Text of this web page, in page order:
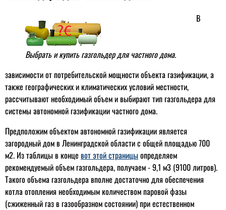
Выбрать и купить газгольдер для частного дома.
В
зависимости от потребительской мощности объекта газификации, а
также географических и климатических условий местности,
рассчитывают необходимый объем и выбирают тип газгольдера для
системы автономной газификации частного дома.
Предположим объектом автономной газификации является
загородный дом в Ленинградской области с общей площадью 700
м2. Из таблицы в конце вот этой страницыопределяем
рекомендуемый объем газгольдера, получаем - 9,1 м3 (9100 литров).
Такого объема газгольдера вполне достаточно для обеспечения
котла отопления необходимым количеством паровой фазы
(сжиженный газ в газообразном состоянии) при естественном